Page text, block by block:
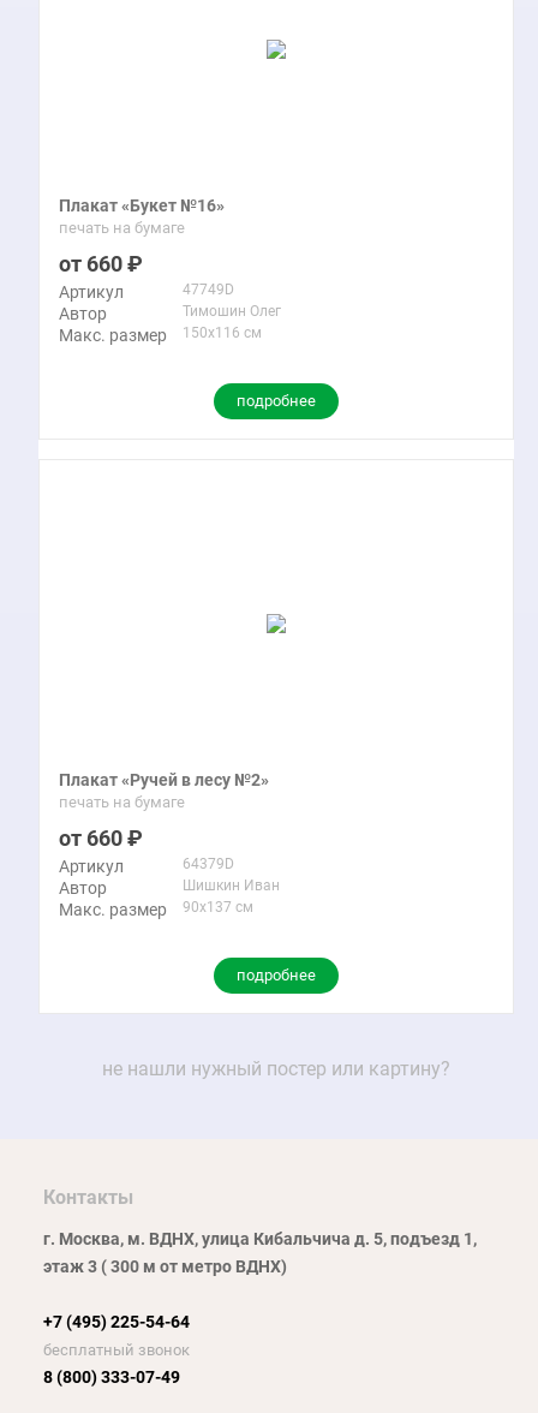
Плакат «Букет №16»
печать на бумаге
660
Артикул 47749D
Автор Тимошин Олег
Макс. размер 150x116 см
подробнее
Плакат «Ручей в лесу №2»
печать на бумаге
660
Артикул 64379D
Автор Шишкин Иван
Макс. размер 90x137 см
подробнее
не нашли нужный постер или картину?
Контакты
г. Москва, м. ВДНХ, улица Кибальчича д. 5, подъезд 1,
этаж 3 ( 300 м от метро ВДНХ)
+7 (495) 225-54-64
бесплатный звонок
8 (800) 333-07-49